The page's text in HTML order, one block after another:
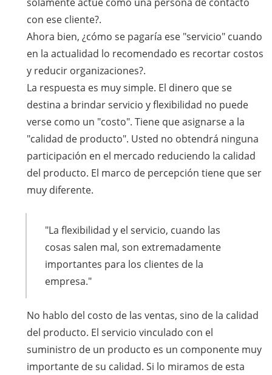
con ese cliente?.
Ahora bien, ¿cómo se pagaría ese "servicio" cuando
en la actualidad lo recomendado es recortar costos
y reducir organizaciones?.
La respuesta es muy simple. El dinero que se
destina a brindar servicio y flexibilidad no puede
verse como un "costo". Tiene que asignarse a la
"calidad de producto". Usted no obtendrá ninguna
participación en el mercado reduciendo la calidad
del producto. El marco de percepción tiene que ser
muy diferente.
"La flexibilidad y el servicio, cuando las
cosas salen mal, son extremadamente
importantes para los clientes de la
empresa."
No hablo del costo de las ventas, sino de la calidad
del producto. El servicio vinculado con el
suministro de un producto es un componente muy
importante de su calidad. Si lo miramos de esta